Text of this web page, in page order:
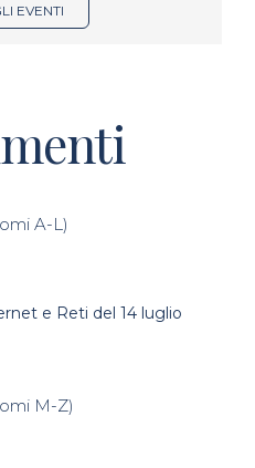
EVENTI
A-L)
e Reti del 14 luglio
M-Z)